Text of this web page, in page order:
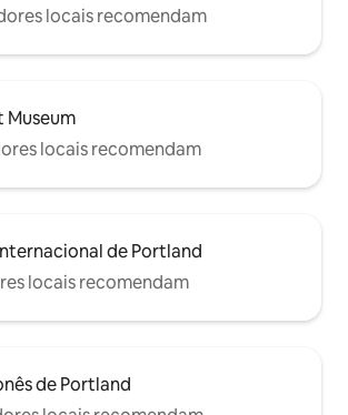
locais recomendam
Museum
locais recomendam
de Portland
locais recomendam
de Portland